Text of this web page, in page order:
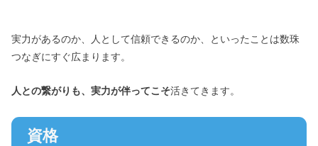
実力があるのか、人として信頼できるのか、といったことは数珠
つなぎにすぐ広まります。
人との繋がりも、実力が伴ってこそ活きてきます。
資格